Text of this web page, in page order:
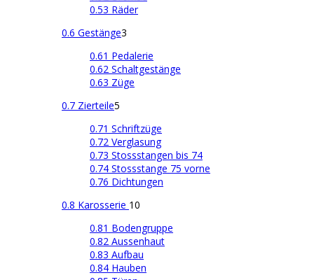
0.53 Räder
0.6 Gestänge3
0.61 Pedalerie
0.62 Schaltgestänge
0.63 Züge
0.7 Zierteile5
0.71 Schriftzüge
0.72 Verglasung
0.73 Stossstangen bis 74
0.74 Stossstange 75 vorne
0.76 Dichtungen
0.8 Karosserie 10
0.81 Bodengruppe
0.82 Aussenhaut
0.83 Aufbau
0.84 Hauben